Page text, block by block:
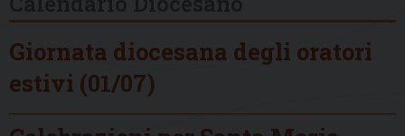
Giornata diocesana degli oratori
estivi (01/07)